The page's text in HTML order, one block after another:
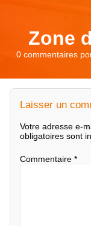
Zone
0 commentaires
Laisser un
Votre adresse e-
obligatoires sont
Commentaire *